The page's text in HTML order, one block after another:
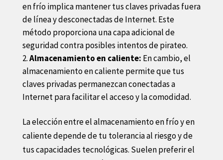
en frío implica mantener tus claves privadas fuera
de línea y desconectadas de Internet. Este
método proporciona una capa adicional de
seguridad contra posibles intentos de pirateo.
Almacenamiento en caliente: En cambio, el
almacenamiento en caliente permite que tus
claves privadas permanezcan conectadas a
Internet para facilitar el acceso y la comodidad.
La elección entre el almacenamiento en frío y en
caliente depende de tu tolerancia al riesgo y de
tus capacidades tecnológicas. Suelen preferir el